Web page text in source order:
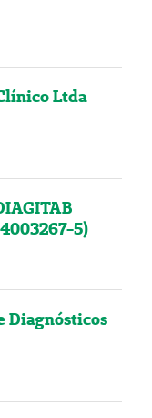
Ltda
5)
Diagnósticos